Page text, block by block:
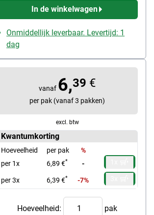
In de winkelwagen
Onmiddellijk leverbaar. Levertijd: 1
dag
vanaf 6,39 €
per pak (vanaf 3 pakken)
excl. btw
Kwantumkorting
Hoeveelheid per pak
%
per 1x
6,89 €* -
per 3x 6,39 €* -7%
Hoeveelheid: pak